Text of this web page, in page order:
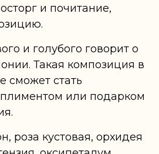
и почитание,
и голубого говорит о
Такая композиция в
сможет стать
или подарком
роза кустовая, орхидея